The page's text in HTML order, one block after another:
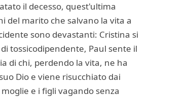
il decesso, quest'ultima
del marito che salvano la vita a
sono devastanti: Cristina si
tossicodipendente, Paul sente il
di chi, perdendo la vita, ne ha
Dio e viene risucchiato dai
e i figli vagando senza